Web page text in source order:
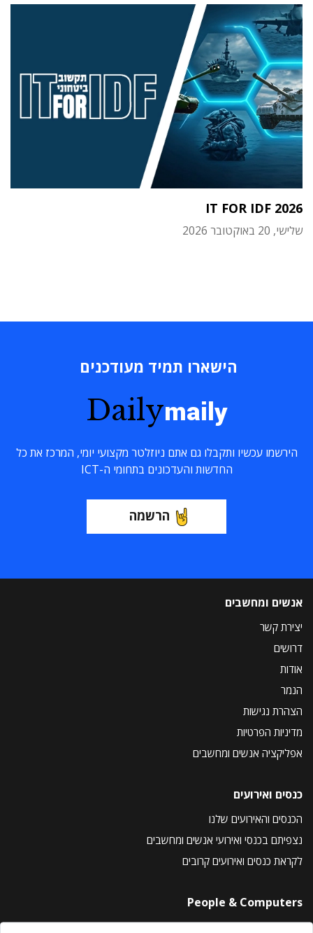
IT FOR IDF 2026
שלישי, 20 באוקטובר 2026
הישארו תמיד מעודכנים
Dailymaily
הירשמו עכשיו ותקבלו גם אתם ניוזלטר מקצועי יומי, המרכז את כל
החדשות והעדכונים בתחומי ה-ICT
הרשמה
אנשים ומחשבים
יצירת קשר
דרושים
אודות
הנמר
הצהרת נגישות
מדיניות הפרטיות
אפליקציה אנשים ומחשבים
כנסים ואירועים
הכנסים והאירועים שלנו
נצפיתם בכנסי ואירועי אנשים ומחשבים
לקראת כנסים ואירועים קרובים
People & Computers
About Us